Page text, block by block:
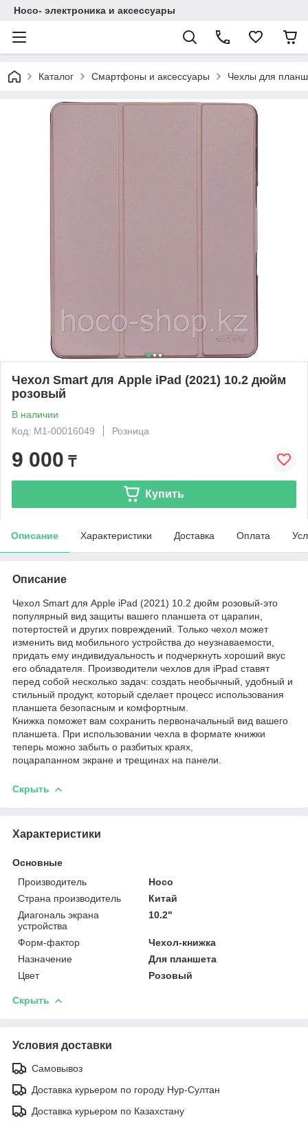
Hoco- электроника и аксессуары
Каталог Смартфоны и аксессуары Чехлы для
Чехол Smart для Apple iPad (2021) 10.2 дюйм
розовый
В наличии
Код: М1-00016049
Розница
9 000 ₸
Купить
Описание Характеристики Доставка Оплата
Описание
Чехол Smart для Apple iPad (2021) 10.2 дюйм розовый-это
популярный вид защиты вашего планшета от царапин,
потертостей и других повреждений. Только чехол может
изменить вид мобильного устройства до неузнаваемости,
придать ему индивидуальность и подчеркнуть хороший вкус
его обладателя. Производители чехлов для iPpad ставят
перед собой несколько задач: создать необычный, удобный и
стильный продукт, который сделает процесс использования
планшета безопасным и комфортным.
Книжка поможет вам сохранить первоначальный вид вашего
планшета. При использовании чехла в формате книжки
теперь можно забыть о разбитых краях,
поцарапанном экране и трещинах на панели.
Скрыть
Характеристики
Основные
Производитель
Hoco
Страна производитель
Китай
Диагональ экрана
устройства
10.2"
Форм-фактор
Чехол-книжка
Назначение
Для планшета
Цвет
Розовый
Скрыть
Условия доставки
Самовывоз
Доставка курьером по городу Нур-Султан
Доставка курьером по Казахстану